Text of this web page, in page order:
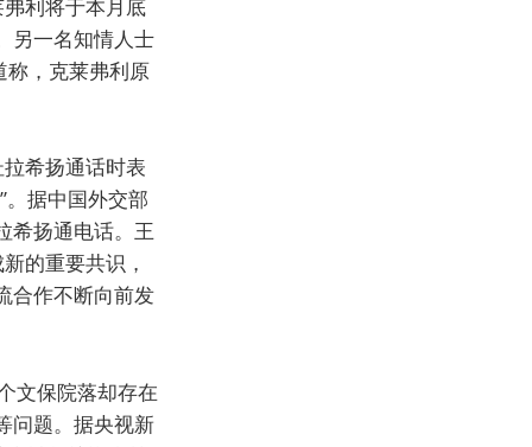
利将于本月底
另一名知情人士
称，克莱弗利原
希扬通话时表
据中国外交部
希扬通电话。王
的重要共识，
合作不断向前发
文保院落却存在
问题。据央视新